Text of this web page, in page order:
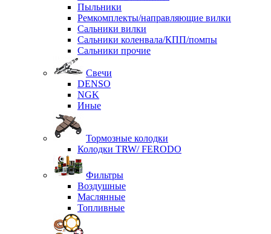
Пыльники
Ремкомплекты/направляющие вилки
Сальники вилки
Сальники коленвала/КПП/помпы
Сальники прочие
Свечи
DENSO
NGK
Иные
Тормозные колодки
Колодки TRW/ FERODO
Фильтры
Воздушные
Маслянные
Топливные